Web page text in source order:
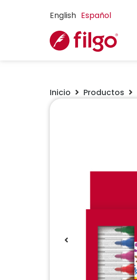
English Español
Inicio Productos